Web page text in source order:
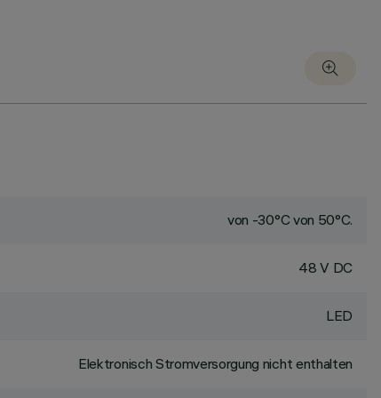
von -30°C von 50°C.
48 V DC
LED
Elektronisch Stromversorgung nicht enthalten